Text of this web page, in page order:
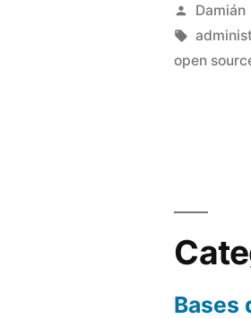
por
Damián
open
Bases